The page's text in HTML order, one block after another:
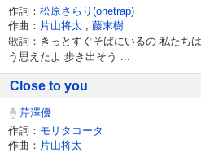
作詞： 松原さらり(onetrap)
作曲： 片山将太 藤末樹
歌詞：きっとすぐそばにいるの 私たち
う思えたよ 歩き出そう ...
Close to you
芹澤優
作詞： モリタコータ
作曲： 片山将太